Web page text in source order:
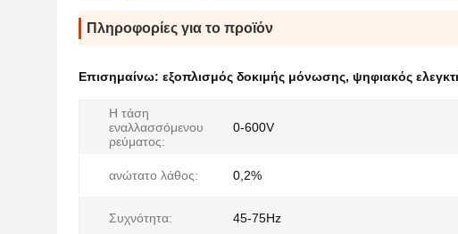
Πληροφορίες για το προϊόν
Επισημαίνω: εξοπλισμός δοκιμής μόνωσης, ψηφιακός
Η τάση
εναλλασσόμενου
ρεύματος:
0-600V
ανώτατο λάθος: 0,2%
Συχνότητα: 45-75Hz